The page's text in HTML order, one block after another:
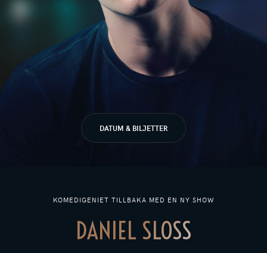
DATUM & BILJETTER
KOMEDIGENIET TILLBAKA MED EN NY SHOW
DANIEL SLOSS